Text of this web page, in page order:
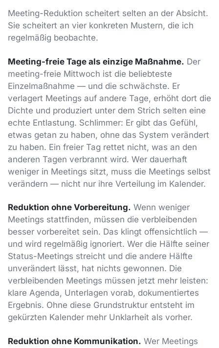
Meeting-Reduktion scheitert selten an der Absicht.
Sie scheitert an vier konkreten Mustern, die ich
regelmäßig beobachte.
Meeting-freie Tage als einzige Maßnahme. Der
meeting-freie Mittwoch ist die beliebteste
Einzelmaßnahme — und die schwächste. Er
verlagert Meetings auf andere Tage, erhöht dort die
Dichte und produziert unter dem Strich selten eine
echte Entlastung. Schlimmer: Er gibt das Gefühl,
etwas getan zu haben, ohne das System verändert
zu haben. Ein freier Tag rettet nicht, was an den
anderen Tagen verbrannt wird. Wer dauerhaft
weniger in Meetings sitzt, muss die Meetings selbst
verändern — nicht nur ihre Verteilung im Kalender.
Reduktion ohne Vorbereitung. Wenn weniger
Meetings stattfinden, müssen die verbleibenden
besser vorbereitet sein. Das klingt offensichtlich —
und wird regelmäßig ignoriert. Wer die Hälfte seiner
Status-Meetings streicht und die andere Hälfte
unverändert lässt, hat nichts gewonnen. Die
verbleibenden Meetings müssen jetzt mehr leisten:
klare Agenda, Unterlagen vorab, dokumentiertes
Ergebnis. Ohne diese Grundstruktur entsteht im
gekürzten Kalender mehr Unklarheit als vorher.
Reduktion ohne Kommunikation. Wer Meetings